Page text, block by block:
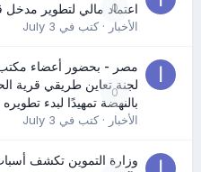
0
اعتماد مالي لتطوير مدخل
الأخبار· كتب في July 3
0
مصر - بحضور أعضاء مكتب
لجنة تعاين طريقي قرية
بالنهضة تمهيدًا لبدء تطويره
الأخبار· كتب في July 3
وزارة التموين تكشف أسباب